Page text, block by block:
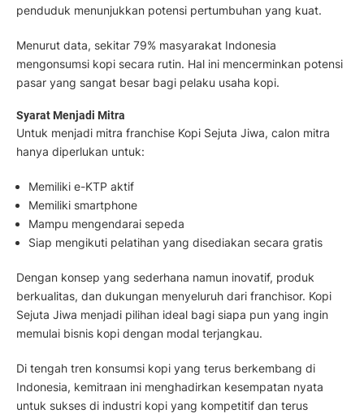
penduduk menunjukkan potensi pertumbuhan yang kuat.
Menurut data, sekitar 79% masyarakat Indonesia
mengonsumsi kopi secara rutin. Hal ini mencerminkan potensi
pasar yang sangat besar bagi pelaku usaha kopi.
Syarat Menjadi Mitra
Untuk menjadi mitra franchise Kopi Sejuta Jiwa, calon mitra
hanya diperlukan untuk:
Memiliki e-KTP aktif
Memiliki smartphone
Mampu mengendarai sepeda
Siap mengikuti pelatihan yang disediakan secara gratis
Dengan konsep yang sederhana namun inovatif, produk
berkualitas, dan dukungan menyeluruh dari franchisor. Kopi
Sejuta Jiwa menjadi pilihan ideal bagi siapa pun yang ingin
memulai bisnis kopi dengan modal terjangkau.
Di tengah tren konsumsi kopi yang terus berkembang di
Indonesia, kemitraan ini menghadirkan kesempatan nyata
untuk sukses di industri kopi yang kompetitif dan terus